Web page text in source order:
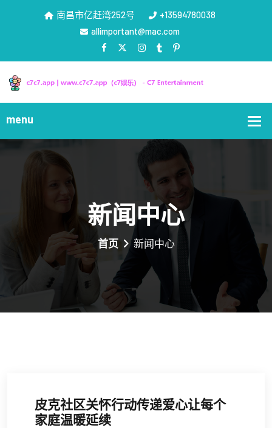
南昌市亿赶湾252号
+13594780038
allimportant@mac.com
新闻中心
首页 新闻中心
皮克社区关怀行动传递爱心让每个
家庭温暖延续